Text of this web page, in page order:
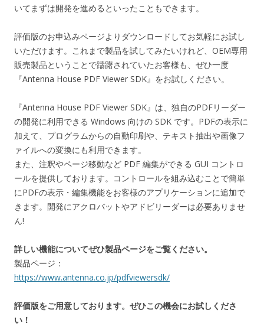
いてまずは開発を進めるといったこともできます。
評価版のお申込みページよりダウンロードしてお気軽にお試し
いただけます。これまで製品を試してみたいけれど、OEM専用
販売製品ということで躊躇されていたお客様も、ぜひ一度
『Antenna House PDF Viewer SDK』をお試しください。
『Antenna House PDF Viewer SDK』は、独自のPDFリーダー
の開発に利用できる Windows 向けの SDK です。PDFの表示に
加えて、プログラムからの自動印刷や、テキスト抽出や画像フ
ァイルへの変換にも利用できます。
また、注釈やページ移動など PDF 編集ができる GUI コントロ
ールを提供しております。コントロールを組み込むことで簡単
にPDFの表示・編集機能をお客様のアプリケーションに追加で
きます。開発にアクロバットやアドビリーダーは必要ありませ
ん!
詳しい機能についてぜひ製品ページをご覧ください。
製品ページ：
https://www.antenna.co.jp/pdfviewersdk/
評価版をご用意しております。ぜひこの機会にお試しくださ
い！